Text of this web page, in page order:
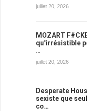
juillet 20, 2026
MOZART
qu'irrésistible
…
juillet 20, 2026
Desperate
sexiste que
co…